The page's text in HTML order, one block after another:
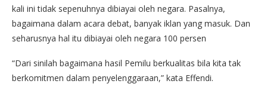
kali ini tidak sepenuhnya dibiayai oleh negara. Pasalnya,
bagaimana dalam acara debat, banyak iklan yang masuk. Dan
seharusnya hal itu dibiayai oleh negara 100 persen
“Dari sinilah bagaimana hasil Pemilu berkualitas bila kita tak
berkomitmen dalam penyelenggaraan,” kata Effendi.